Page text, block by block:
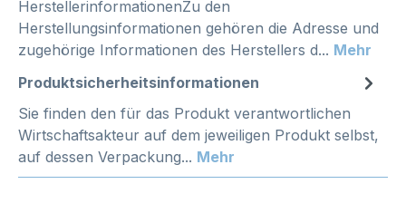
HerstellerinformationenZu den
Herstellungsinformationen gehören die Adresse und
zugehörige Informationen des Herstellers d... Mehr
Produktsicherheitsinformationen
Sie finden den für das Produkt verantwortlichen
Wirtschaftsakteur auf dem jeweiligen Produkt selbst,
auf dessen Verpackung... Mehr